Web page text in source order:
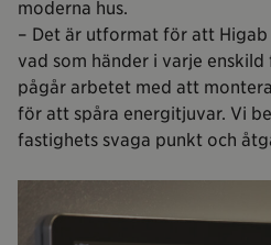
moderna hus.
– Det är utformat för att
vad som händer i varje
pågår arbetet med att
för att spåra energitjuvar. Vi
fastighets svaga punkt och